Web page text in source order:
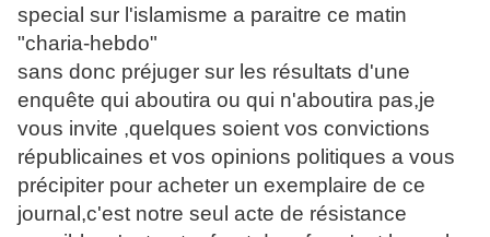
special sur l'islamisme a paraitre ce matin
"charia-hebdo"
sans donc préjuger sur les résultats d'une
enquête qui aboutira ou qui n'aboutira pas,je
vous invite ,quelques soient vos convictions
républicaines et vos opinions politiques a vous
précipiter pour acheter un exemplaire de ce
journal,c'est notre seul acte de résistance